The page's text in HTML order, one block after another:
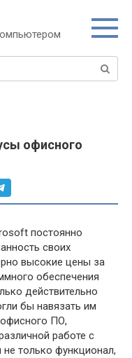
офисного
постоянно
своих
высокие цены за
обеспечения
действительно
бы навязать им
ПО,
работе с
только функционал,